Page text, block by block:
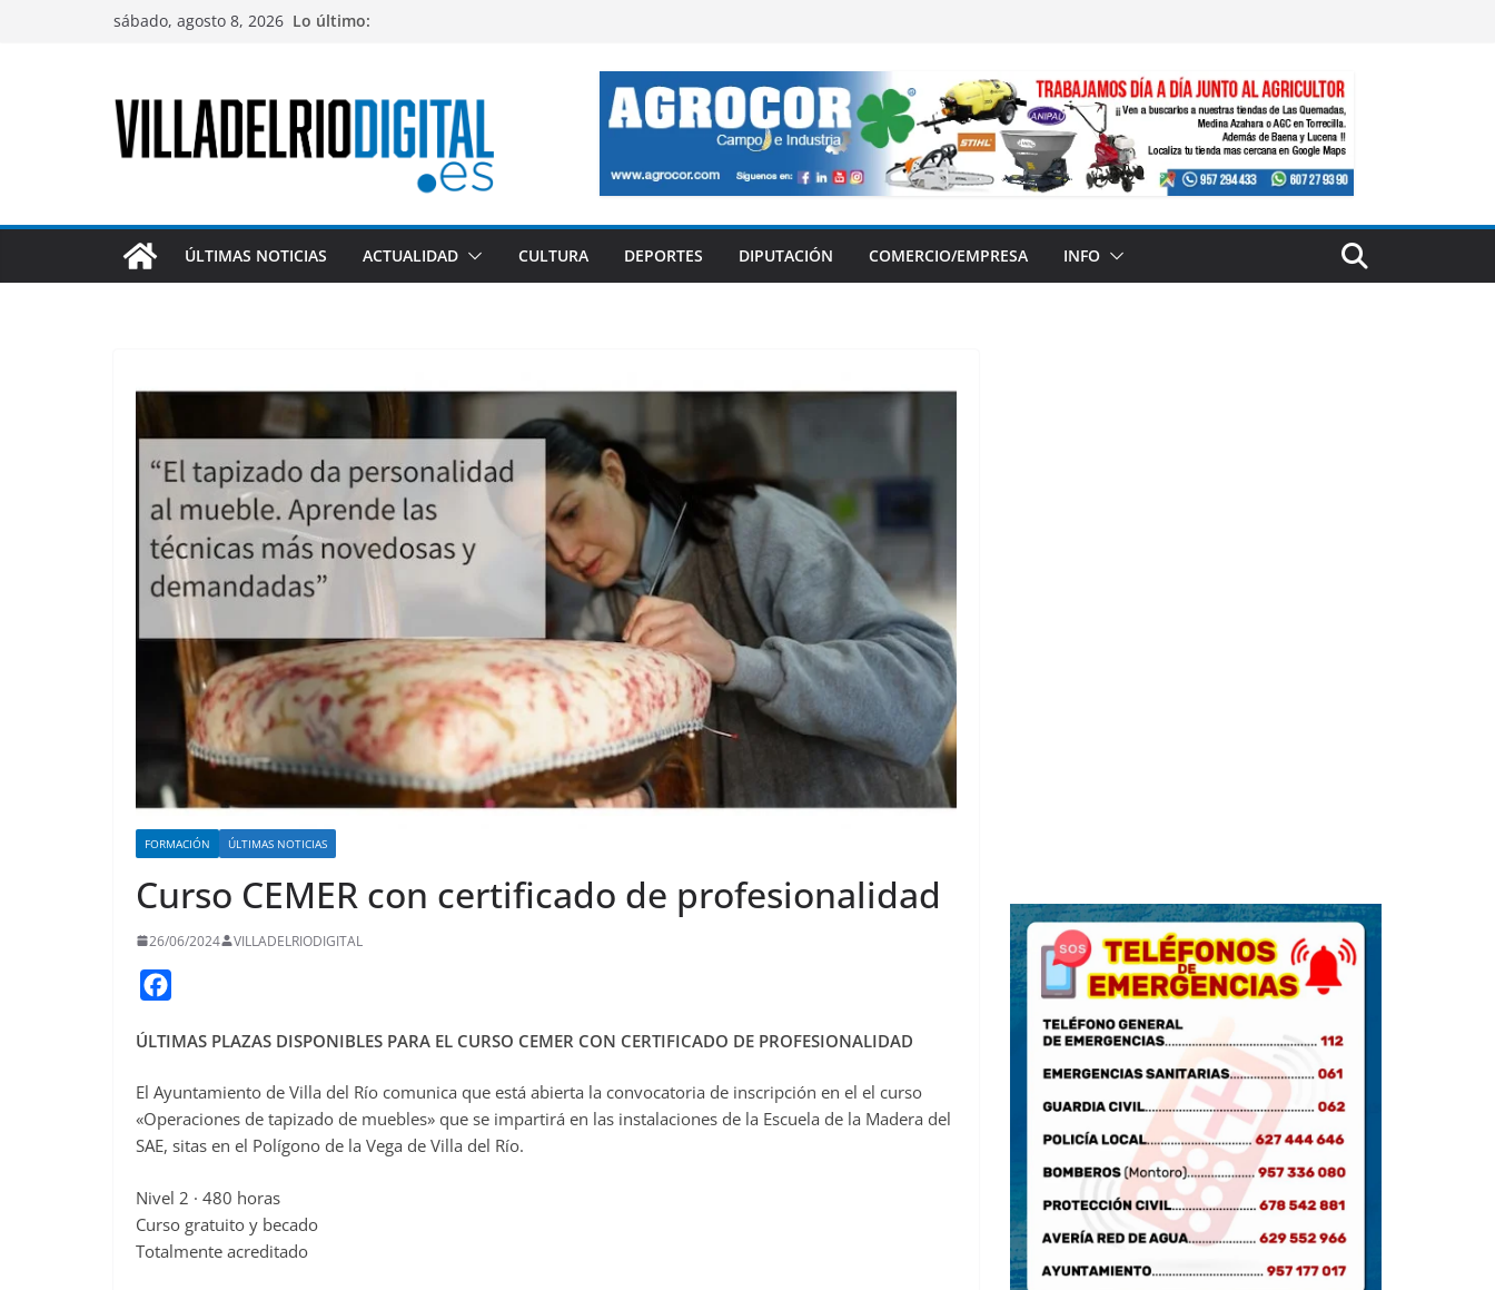
sábado, agosto 8, 2026 Lo último:
ÚLTIMAS NOTICIAS ACTUALIDAD CULTURA DEPORTES DIPUTACIÓN COMERCIO/EMPRESA INFO
FORMACIÓN ÚLTIMAS NOTICIAS
Curso CEMER con certificado de profesionalidad
26/06/2024 VILLADELRIODIGITAL
c
o
k
ÚLTIMAS PLAZAS DISPONIBLES PARA EL CURSO CEMER CON CERTIFICADO DE PROFESIONALIDAD
El Ayuntamiento de Villa del Río comunica que está abierta la convocatoria de inscripción en el el curso
«Operaciones de tapizado de muebles» que se impartirá en las instalaciones de la Escuela de la Madera del
SAE, sitas en el Polígono de la Vega de Villa del Río.
Nivel 2 · 480 horas
Curso gratuito y becado
Totalmente acreditado